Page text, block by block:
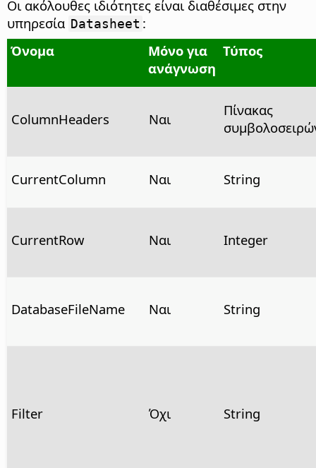
Οι ακόλουθες ιδιότητες είναι διαθέσιμες στην
υπηρεσία Datasheet :
Όνομα
Μόνο για
ανάγνωση
Τύπος
ColumnHeaders Ναι
Πίνακας
CurrentColumn Ναι String
CurrentRow Ναι Integer
DatabaseFileName Ναι String
Filter Όχι String